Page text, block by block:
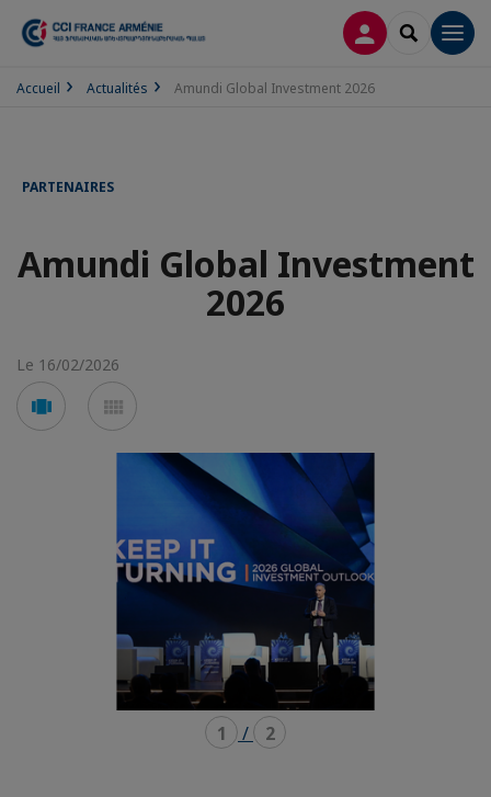
CONNEXION
Accueil Actualités Amundi Global Investment 2026
PARTENAIRES
Amundi Global Investment
2026
Le 16/02/2026
Voir
en
en
mosaïque
1 / 2